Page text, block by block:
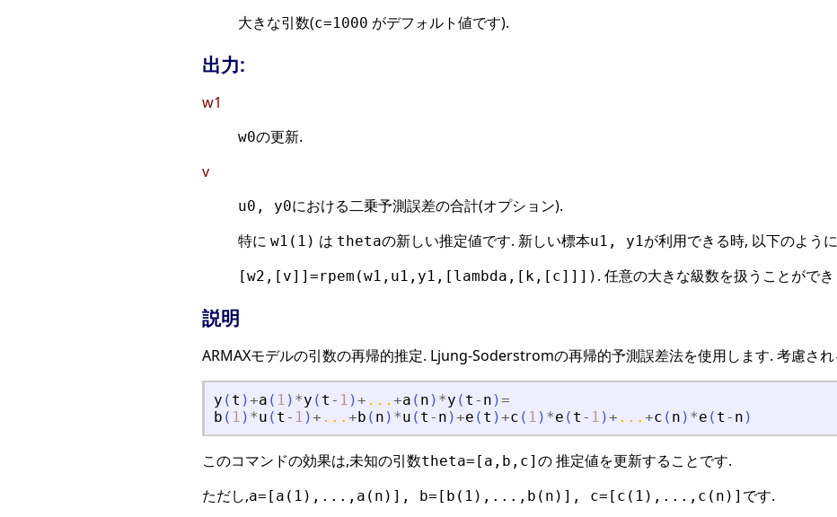
大きな引数(c=1000 がデフォルト値です).
出力:
w1
w0の更新.
v
u0, y0における二乗予測誤差の合計(オプション).
特に w1(1) は thetaの新しい推定値です. 新しい標本u1, y1が利用できる時, 以下のよう
[w2,[v]]=rpem(w1,u1,y1,[lambda,[k,[c]]]) . 任意の大きな級数を扱うことがで
説明
ARMAXモデルの引数の再帰的推定. Ljung-Soderstromの再帰的予測誤差法を使用します. 考慮さ
y ( t )+a ( 1 ) *y ( t - 1 )+ ... +a ( n ) *y ( t - n )=
b ( 1 ) *u ( t - 1 )+ ... +b ( n ) *u ( t - n )+e ( t )+c ( 1 ) *e ( t - 1 )+ ... +c ( n ) *e ( t - n )
このコマンドの効果は,未知の引数theta=[a,b,c] の 推定値を更新することです.
ただし,a=[a(1),...,a(n)], b=[b(1),...,b(n)], c=[c(1),...,c(n)] です.